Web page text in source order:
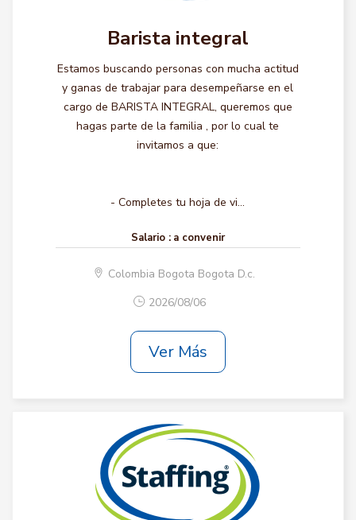
Barista integral
Estamos buscando personas con mucha actitud
y ganas de trabajar para desempeñarse en el
cargo de BARISTA INTEGRAL, queremos que
hagas parte de la familia , por lo cual te
invitamos a que:
- Completes tu hoja de vi...
Salario : a convenir
Colombia Bogota Bogota D.c.
2026/08/06
Ver Más